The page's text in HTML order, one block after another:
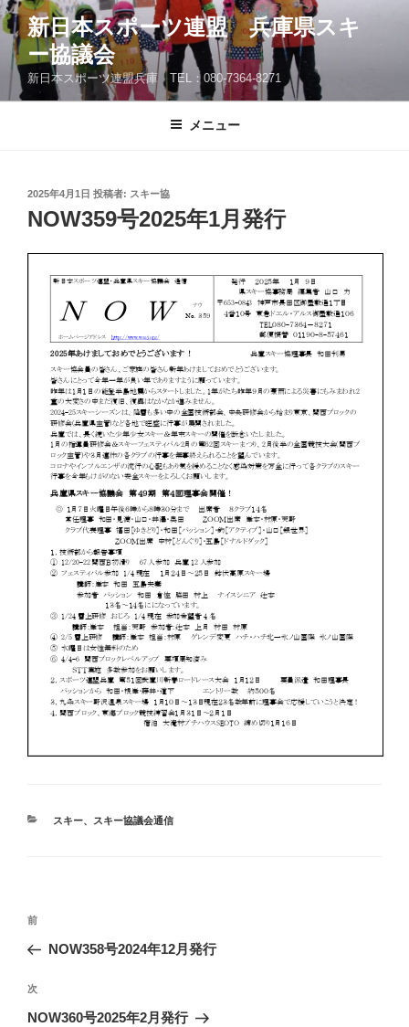
コ
ン
テ
ン
ツ
新日本スポーツ連盟 兵庫県スキ
ー協議会
新日本スポーツ連盟兵庫 TEL：080-7364-8271
メニュー
投
稿
日:
2025年4月1日 投稿者: スキー協
NOW359号2025年1月発行
カ
スキー、 スキー協議会通信
投
ビ
ゲ
前
の
稿
前
NOW358号2024年12月発行
次
の
次
NOW360号2025年2月発行